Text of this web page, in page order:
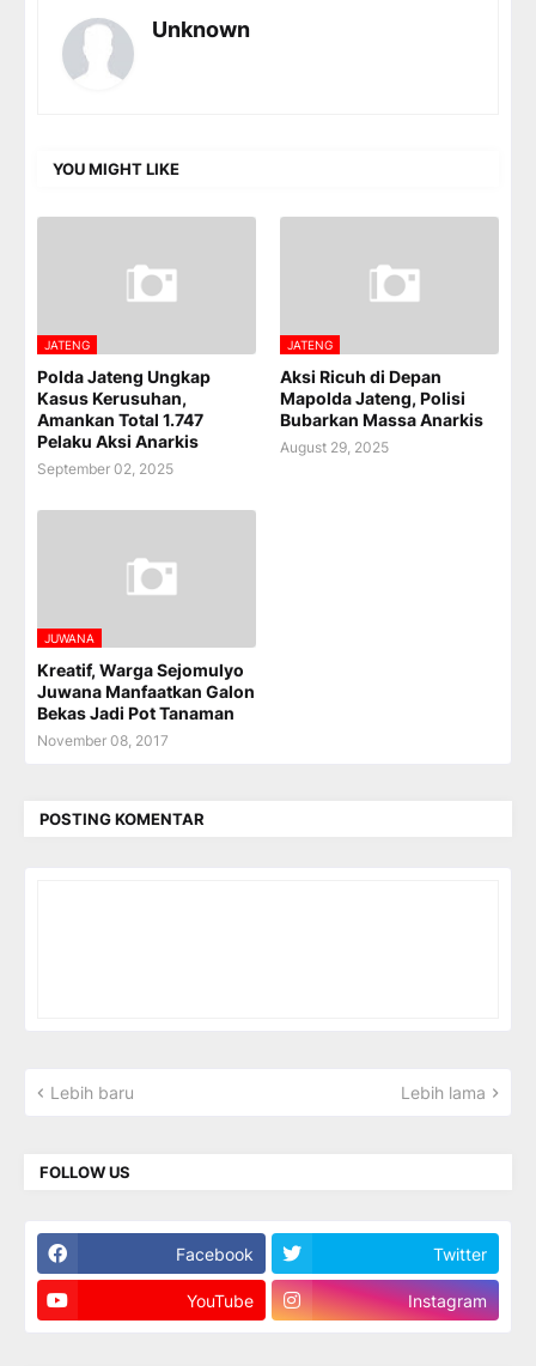
Unknown
YOU MIGHT LIKE
JATENG
Polda Jateng Ungkap
Kasus Kerusuhan,
Amankan Total 1.747
Pelaku Aksi Anarkis
September 02, 2025
JATENG
Aksi Ricuh di Depan
Mapolda Jateng, Polisi
Bubarkan Massa Anarkis
August 29, 2025
JUWANA
Kreatif, Warga Sejomulyo
Juwana Manfaatkan Galon
Bekas Jadi Pot Tanaman
November 08, 2017
POSTING KOMENTAR
Lebih baru Lebih lama
FOLLOW US
Facebook Twitter
YouTube Instagram